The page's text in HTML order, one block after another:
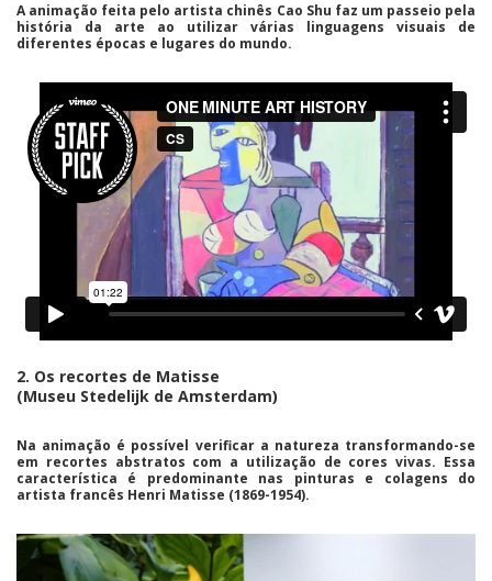
A animação feita pelo artista chinês Cao Shu faz um passeio pela
história da arte ao utilizar várias linguagens visuais de
diferentes épocas e lugares do mundo.
2. Os recortes de Matisse
(Museu Stedelijk de Amsterdam)
Na animação é possível verificar a natureza transformando-se
em recortes abstratos com a utilização de cores vivas. Essa
característica é predominante nas pinturas e colagens do
artista francês Henri Matisse (1869-1954).